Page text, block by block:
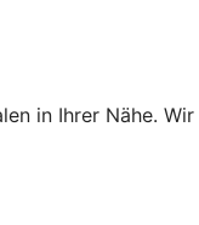
in Ihrer Nähe. Wir